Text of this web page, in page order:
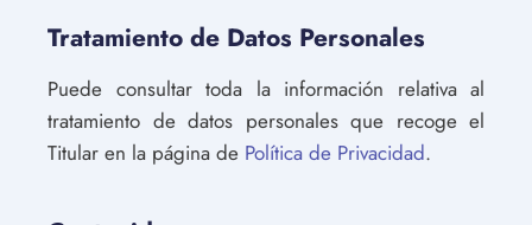
Tratamiento de Datos Personales
Puede consultar toda la información relativa al
tratamiento de datos personales que recoge el
Titular en la página de Política de Privacidad.